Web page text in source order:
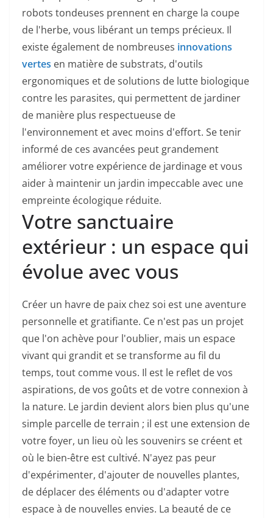
robots tondeuses prennent en charge la coupe
de l'herbe, vous libérant un temps précieux. Il
existe également de nombreuses innovations
vertes en matière de substrats, d'outils
ergonomiques et de solutions de lutte biologique
contre les parasites, qui permettent de jardiner
de manière plus respectueuse de
l'environnement et avec moins d'effort. Se tenir
informé de ces avancées peut grandement
améliorer votre expérience de jardinage et vous
aider à maintenir un jardin impeccable avec une
empreinte écologique réduite.
Votre sanctuaire
extérieur : un espace qui
évolue avec vous
Créer un havre de paix chez soi est une aventure
personnelle et gratifiante. Ce n'est pas un projet
que l'on achève pour l'oublier, mais un espace
vivant qui grandit et se transforme au fil du
temps, tout comme vous. Il est le reflet de vos
aspirations, de vos goûts et de votre connexion à
la nature. Le jardin devient alors bien plus qu'une
simple parcelle de terrain ; il est une extension de
votre foyer, un lieu où les souvenirs se créent et
où le bien-être est cultivé. N'ayez pas peur
d'expérimenter, d'ajouter de nouvelles plantes,
de déplacer des éléments ou d'adapter votre
espace à de nouvelles envies. La beauté de ce